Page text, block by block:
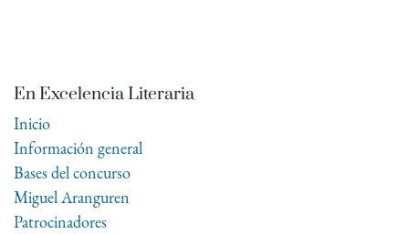
En Excelencia Literaria
Inicio
Información general
Bases del concurso
Miguel Aranguren
Patrocinadores